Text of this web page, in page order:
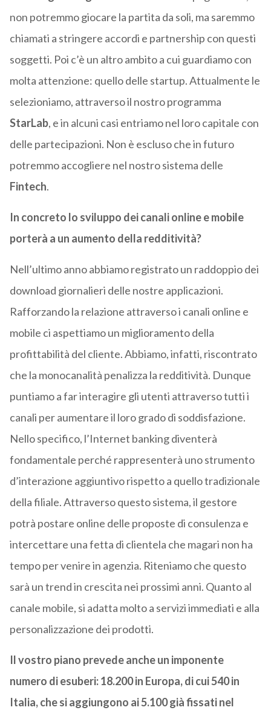
non potremmo giocare la partita da soli, ma saremmo
chiamati a stringere accordi e partnership con questi
soggetti. Poi c’è un altro ambito a cui guardiamo con
molta attenzione: quello delle startup. Attualmente le
selezioniamo, attraverso il nostro programma
StarLab, e in alcuni casi entriamo nel loro capitale con
delle partecipazioni. Non è escluso che in futuro
potremmo accogliere nel nostro sistema delle
Fintech.
In concreto lo sviluppo dei canali online e mobile
porterà a un aumento della redditività?
Nell’ultimo anno abbiamo registrato un raddoppio dei
download giornalieri delle nostre applicazioni.
Rafforzando la relazione attraverso i canali online e
mobile ci aspettiamo un miglioramento della
profittabilità del cliente. Abbiamo, infatti, riscontrato
che la monocanalità penalizza la redditività. Dunque
puntiamo a far interagire gli utenti attraverso tutti i
canali per aumentare il loro grado di soddisfazione.
Nello specifico, l’Internet banking diventerà
fondamentale perché rappresenterà uno strumento
d’interazione aggiuntivo rispetto a quello tradizionale
della filiale. Attraverso questo sistema, il gestore
potrà postare online delle proposte di consulenza e
intercettare una fetta di clientela che magari non ha
tempo per venire in agenzia. Riteniamo che questo
sarà un trend in crescita nei prossimi anni. Quanto al
canale mobile, si adatta molto a servizi immediati e alla
personalizzazione dei prodotti.
Il vostro piano prevede anche un imponente
numero di esuberi: 18.200 in Europa, di cui 540 in
Italia, che si aggiungono ai 5.100 già fissati nel